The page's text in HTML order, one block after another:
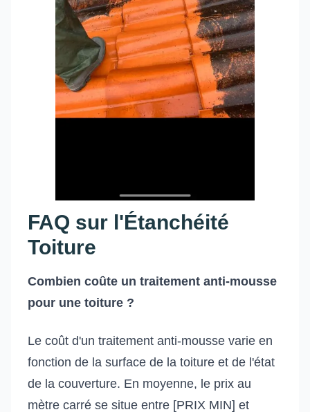
FAQ sur l'Étanchéité
Toiture
Combien coûte un traitement anti-mousse
pour une toiture ?
Le coût d'un traitement anti-mousse varie en
fonction de la surface de la toiture et de l'état
de la couverture. En moyenne, le prix au
mètre carré se situe entre [PRIX MIN] et